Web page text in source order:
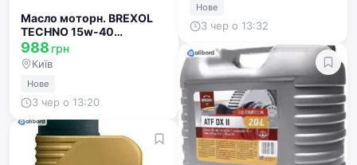
Масло моторн. BREXOL
TECHNO 15w-40
(Каністра 4л)
48391051019
988 грн
Київ
Нове
3 чер о 13:20
Нове
3 чер о 13:32